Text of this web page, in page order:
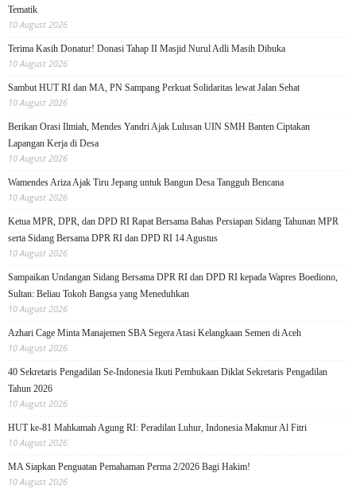
Tematik
10 August 2026
Terima Kasih Donatur! Donasi Tahap II Masjid Nurul Adli Masih Dibuka
10 August 2026
Sambut HUT RI dan MA, PN Sampang Perkuat Solidaritas lewat Jalan Sehat
10 August 2026
Berikan Orasi Ilmiah, Mendes Yandri Ajak Lulusan UIN SMH Banten Ciptakan
Lapangan Kerja di Desa
10 August 2026
Wamendes Ariza Ajak Tiru Jepang untuk Bangun Desa Tangguh Bencana
10 August 2026
Ketua MPR, DPR, dan DPD RI Rapat Bersama Bahas Persiapan Sidang Tahunan MPR
serta Sidang Bersama DPR RI dan DPD RI 14 Agustus
10 August 2026
Sampaikan Undangan Sidang Bersama DPR RI dan DPD RI kepada Wapres Boediono,
Sultan: Beliau Tokoh Bangsa yang Meneduhkan
10 August 2026
Azhari Cage Minta Manajemen SBA Segera Atasi Kelangkaan Semen di Aceh
10 August 2026
40 Sekretaris Pengadilan Se-Indonesia Ikuti Pembukaan Diklat Sekretaris Pengadilan
Tahun 2026
10 August 2026
HUT ke-81 Mahkamah Agung RI: Peradilan Luhur, Indonesia Makmur Al Fitri
10 August 2026
MA Siapkan Penguatan Pemahaman Perma 2/2026 Bagi Hakim!
10 August 2026